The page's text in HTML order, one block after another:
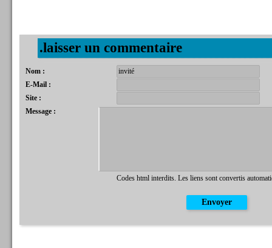
.laisser un commentaire
Nom :
E-Mail :
Site :
Message :
Codes html interdits. Les liens sont convertis